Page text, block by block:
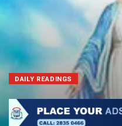
DAILY READINGS